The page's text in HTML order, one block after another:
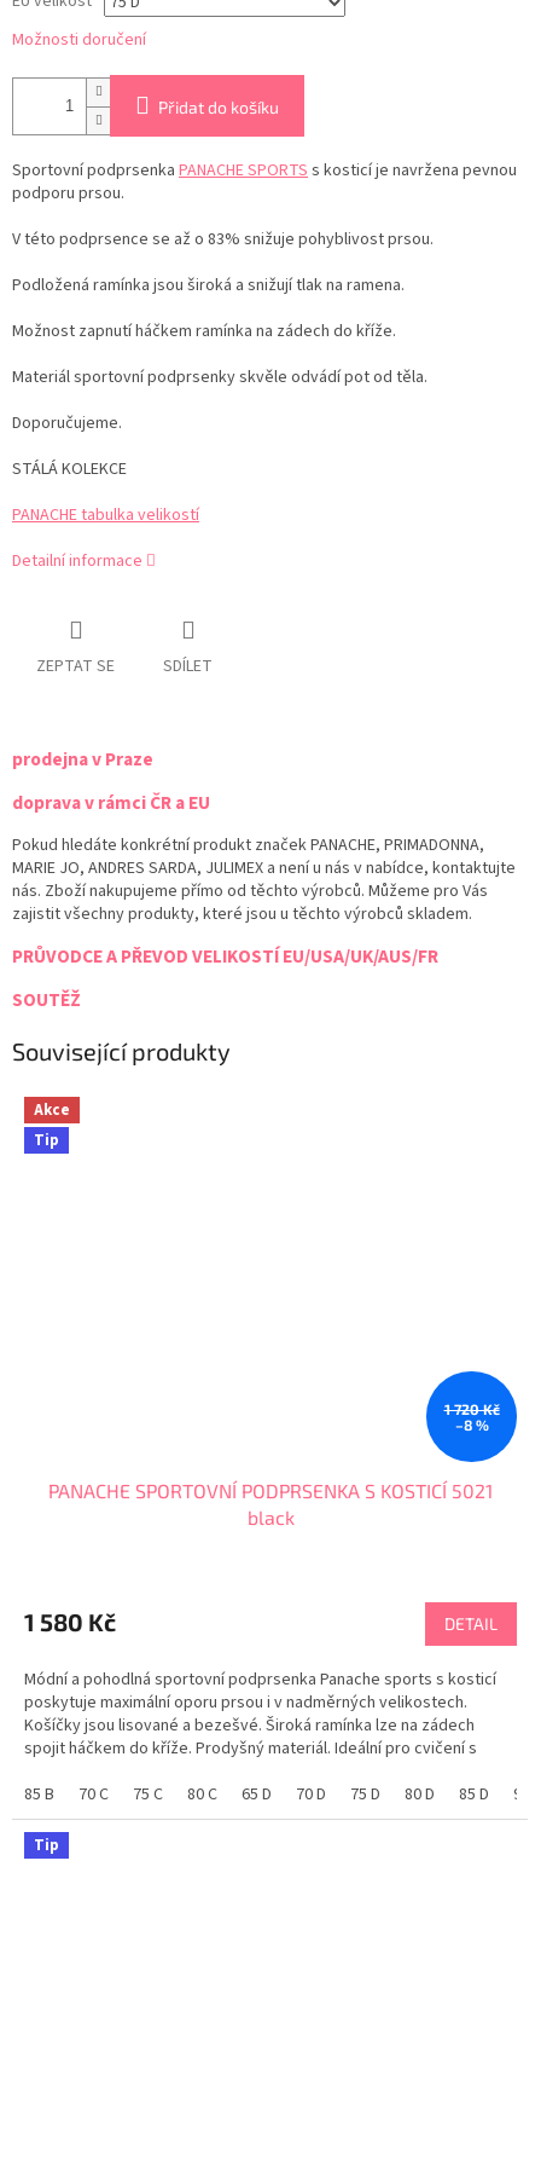
Možnosti doručení
Přidat do košíku
Sportovní podprsenka PANACHE SPORTSs kosticí je navržena pevnou
podporu prsou.
V této podprsence se až o 83% snižuje pohyblivost prsou.
Podložená ramínka jsou široká a snižují tlak na ramena.
Možnost zapnutí háčkem ramínka na zádech do kříže.
Materiál sportovní podprsenky skvěle odvádí pot od těla.
Doporučujeme.
STÁLÁ KOLEKCE
PANACHE tabulka velikostí
Detailní informace
ZEPTAT SE SDÍLET
prodejna v Praze
doprava v rámci ČR a EU
Pokud hledáte konkrétní produkt značek PANACHE, PRIMADONNA,
MARIE JO, ANDRES SARDA, JULIMEX a není u nás v nabídce, kontaktujte
nás. Zboží nakupujeme přímo od těchto výrobců. Můžeme pro Vás
zajistit všechny produkty, které jsou u těchto výrobců skladem.
PRŮVODCE A PŘEVOD VELIKOSTÍ EU/USA/UK/AUS/FR
SOUTĚŽ
Související produkty
Akce
Tip
1 720 Kč
–8 %
PANACHE SPORTOVNÍ PODPRSENKA S KOSTICÍ 5021
black
produktu
je
z
5
hvězdiček.
1 580 Kč DETAIL
Módní a pohodlná sportovní podprsenka Panache sports s kosticí
poskytuje maximální oporu prsou i v nadměrných velikostech.
Košíčky jsou lisované a bezešvé. Široká ramínka lze na zádech
spojit háčkem do kříže. Prodyšný materiál. Ideální pro cvičení s
85 B
70 C 75 C 80 C 65 D 70 D 75 D 80 D 85 D 90
Tip